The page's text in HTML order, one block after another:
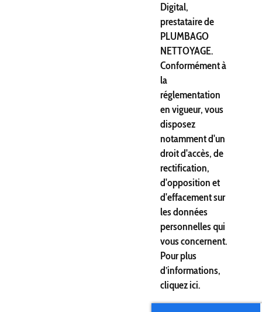
Digital,
prestataire de
PLUMBAGO
NETTOYAGE.
Conformément à
la
réglementation
en vigueur, vous
disposez
notamment d'un
droit d'accès, de
rectification,
d'opposition et
d'effacement sur
les données
personnelles qui
vous concernent.
Pour plus
d’informations,
cliquezici.